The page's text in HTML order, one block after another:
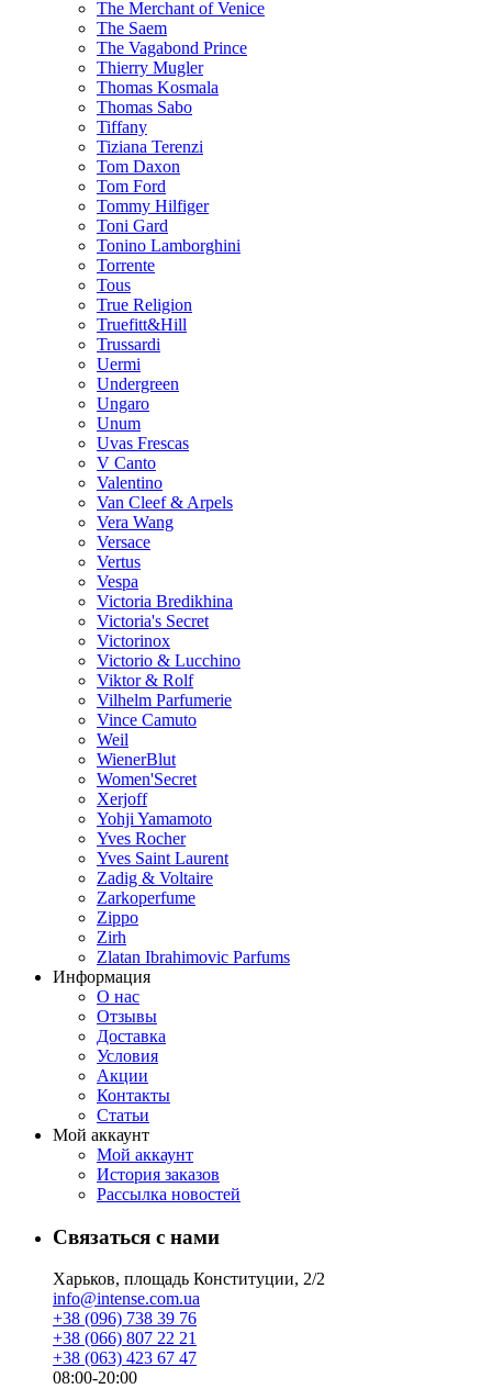
The Merchant of Venice
The Saem
The Vagabond Prince
Thierry Mugler
Thomas Kosmala
Thomas Sabo
Tiffany
Tiziana Terenzi
Tom Daxon
Tom Ford
Tommy Hilfiger
Toni Gard
Tonino Lamborghini
Torrente
Tous
True Religion
Truefitt&Hill
Trussardi
Uermi
Undergreen
Ungaro
Unum
Uvas Frescas
V Canto
Valentino
Van Cleef & Arpels
Vera Wang
Versace
Vertus
Vespa
Victoria Bredikhina
Victoria's Secret
Victorinox
Victorio & Lucchino
Viktor & Rolf
Vilhelm Parfumerie
Vince Camuto
Weil
WienerBlut
Women'Secret
Xerjoff
Yohji Yamamoto
Yves Rocher
Yves Saint Laurent
Zadig & Voltaire
Zarkoperfume
Zippo
Zirh
Zlatan Ibrahimovic Parfums
Информация
О нас
Отзывы
Доставка
Условия
Aкции
Контакты
Статьи
Мой аккаунт
Мой аккаунт
История заказов
Рассылка новостей
Связаться с нами
Харьков, площадь Конституции, 2/2
info@intense.com.ua
+38 (096) 738 39 76
+38 (066) 807 22 21
+38 (063) 423 67 47
08:00-20:00